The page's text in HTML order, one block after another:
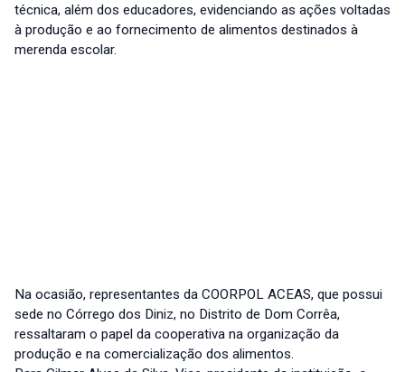
técnica, além dos educadores, evidenciando as ações voltadas
à produção e ao fornecimento de alimentos destinados à
merenda escolar.
Na ocasião, representantes da COORPOL ACEAS, que possui
sede no Córrego dos Diniz, no Distrito de Dom Corrêa,
ressaltaram o papel da cooperativa na organização da
produção e na comercialização dos alimentos.